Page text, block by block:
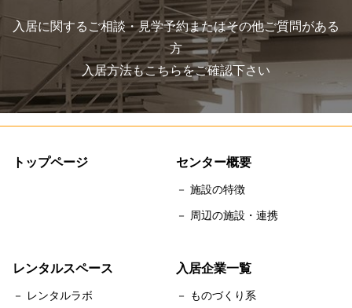
入居に関するご相談・見学予約またはその他ご質問がある
方
入居方法もこちらをご確認下さい
トップページ センター概要
－ 施設の特徴
－ 周辺の施設・連携
レンタルスペース
－ レンタルラボ
入居企業一覧
－ ものづくり系